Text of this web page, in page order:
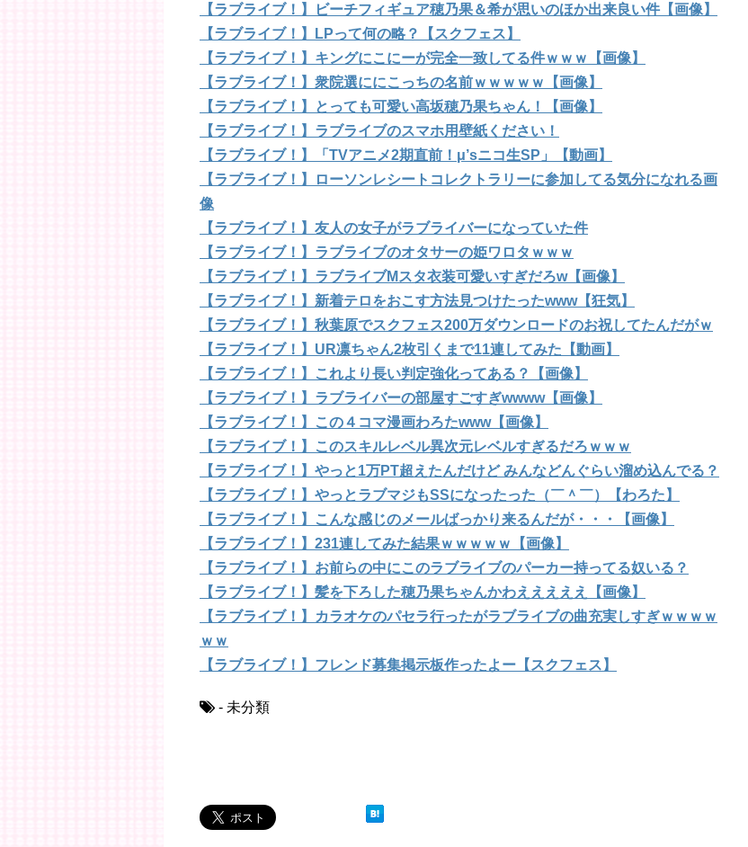
【ラブライブ！】ビーチフィギュア穂乃果＆希が思いのほか出来良い件【画像】
【ラブライブ！】LPって何の略？【スクフェス】
【ラブライブ！】キングにこにーが完全一致してる件ｗｗｗ【画像】
【ラブライブ！】衆院選ににこっちの名前ｗｗｗｗｗ【画像】
【ラブライブ！】とっても可愛い高坂穂乃果ちゃん！【画像】
【ラブライブ！】ラブライブのスマホ用壁紙ください！
【ラブライブ！】「TVアニメ2期直前！μ’sニコ生SP」【動画】
【ラブライブ！】ローソンレシートコレクトラリーに参加してる気分になれる画
像
【ラブライブ！】友人の女子がラブライバーになっていた件
【ラブライブ！】ラブライブのオタサーの姫ワロタｗｗｗ
【ラブライブ！】ラブライブMスタ衣装可愛いすぎだろw【画像】
【ラブライブ！】新着テロをおこす方法見つけたったwww【狂気】
【ラブライブ！】秋葉原でスクフェス200万ダウンロードのお祝してたんだがｗ
【ラブライブ！】UR凛ちゃん2枚引くまで11連してみた【動画】
【ラブライブ！】これより長い判定強化ってある？【画像】
【ラブライブ！】ラブライバーの部屋すごすぎwwww【画像】
【ラブライブ！】この４コマ漫画わろたwww【画像】
【ラブライブ！】このスキルレベル異次元レベルすぎるだろｗｗｗ
【ラブライブ！】やっと1万PT超えたんだけど みんなどんぐらい溜め込んでる？
【ラブライブ！】やっとラブマジもSSになったった（￣＾￣）【わろた】
【ラブライブ！】こんな感じのメールばっかり来るんだが・・・【画像】
【ラブライブ！】231連してみた結果ｗｗｗｗｗ【画像】
【ラブライブ！】お前らの中にこのラブライブのパーカー持ってる奴いる？
【ラブライブ！】髪を下ろした穂乃果ちゃんかわえええええ【画像】
【ラブライブ！】カラオケのパセラ行ったがラブライブの曲充実しすぎｗｗｗｗ
ｗｗ
【ラブライブ！】フレンド募集掲示板作ったよー【スクフェス】
- 未分類